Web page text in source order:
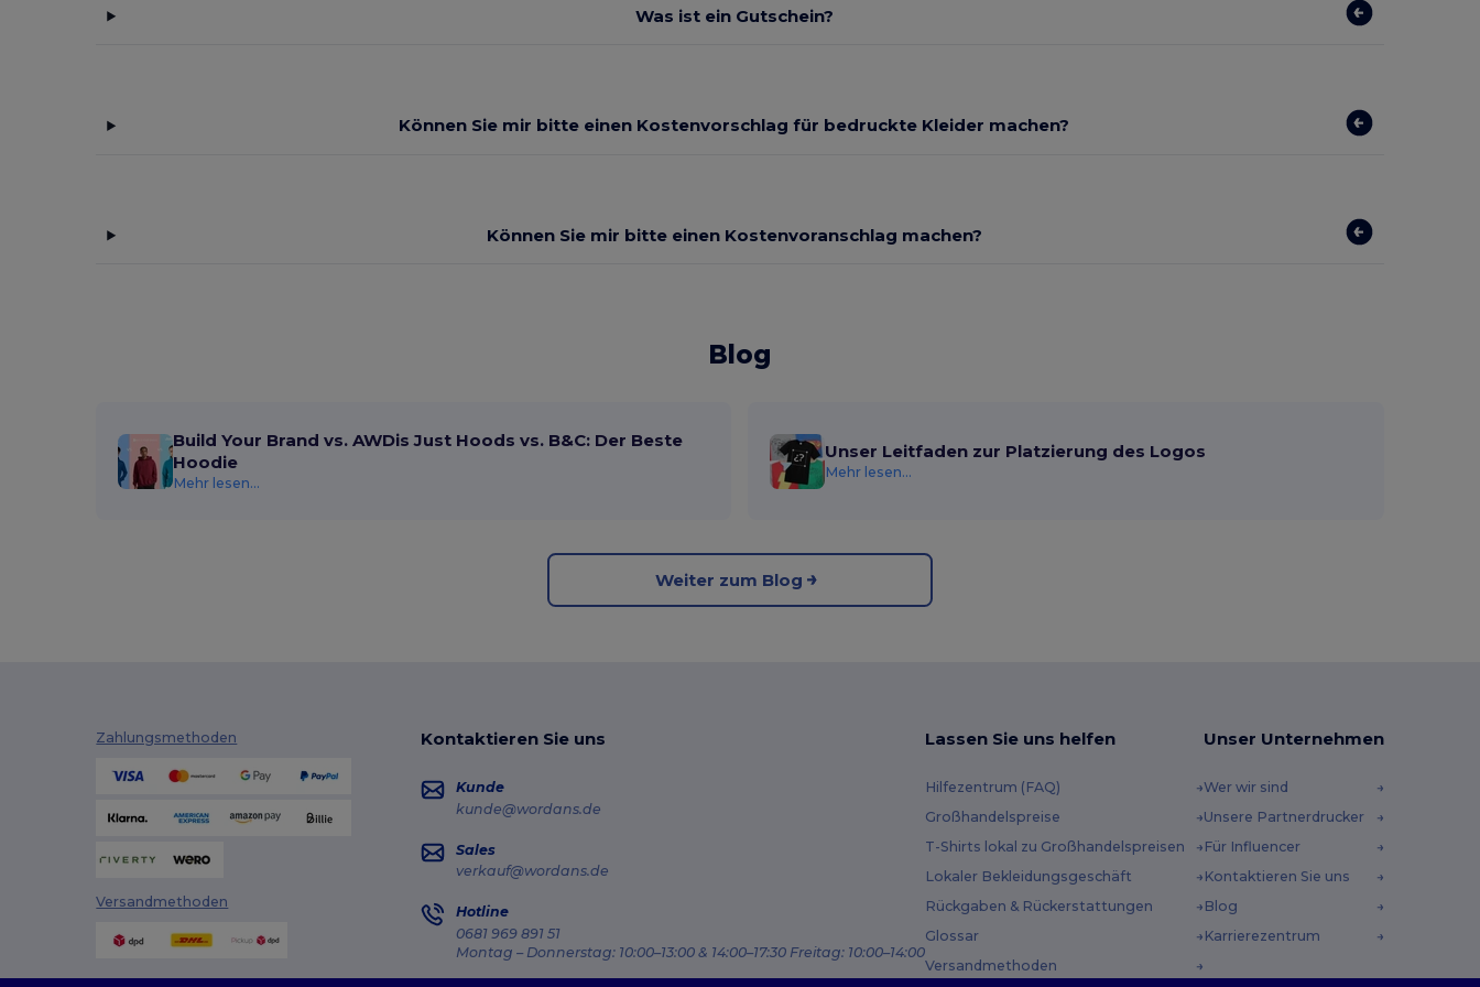
Was ist ein Gutschein?
Können Sie mir bitte einen Kostenvorschlag für bedruckte Kleider machen?
Können Sie mir bitte einen Kostenvoranschlag machen?
Blog
Build Your Brand vs. AWDis Just Hoods vs. B&C: Der Beste
Hoodie
Mehr lesen...
Unser Leitfaden zur Platzierung des Logos
Mehr lesen...
Weiter zum Blog
Zahlungsmethoden
Versandmethoden
Kontaktieren Sie uns
Kunde
kunde@wordans.de
Sales
verkauf@wordans.de
Hotline
0681 969 891 51
Montag – Donnerstag: 10:00–13:00 & 14:00–17:30 Freitag: 10:00–14:00
Lassen Sie uns helfen
Hilfezentrum (FAQ)
Großhandelspreise
T-Shirts lokal zu Großhandelspreisen
Lokaler Bekleidungsgeschäft
Rückgaben & Rückerstattungen
Glossar
Versandmethoden
Unser Unternehmen
Wer wir sind
Unsere Partnerdrucker
Für Influencer
Kontaktieren Sie uns
Blog
Karrierezentrum